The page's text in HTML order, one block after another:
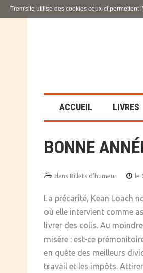
ACCUEIL LIVRES
LA FAMILLE
ÉDUCATIVE
SCIENCES HUMAINES
SOCIÉTÉ
CULTURE
BONNE
dans Billets d'humeur le
La précarité, Kean Loach
où elle intervient comme
livrer des colis. Au
misère : est-ce
en quête des meilleurs
travail et les impôts.
Trem'site utilise des cookies ceux-ci permettent